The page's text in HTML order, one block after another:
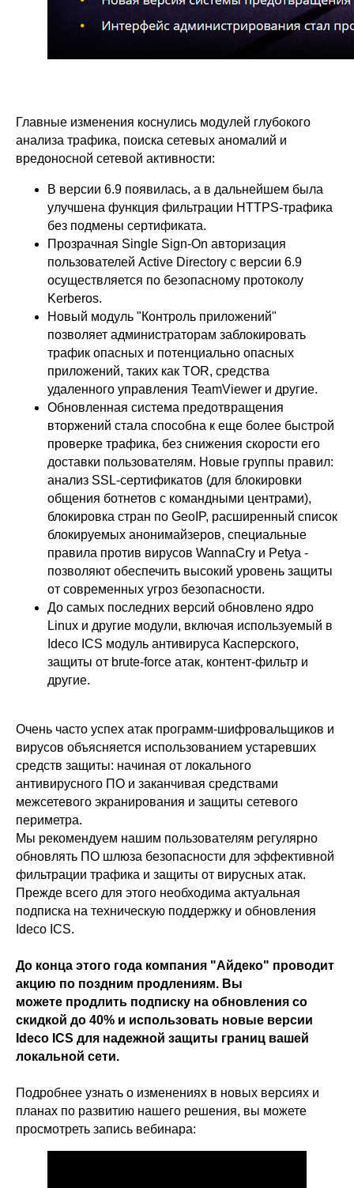
Главные изменения коснулись модулей глубокого
анализа трафика, поиска сетевых аномалий и
вредоносной сетевой активности:
В версии 6.9 появилась, а в дальнейшем была
улучшена функция фильтрации HTTPS-трафика
без подмены сертификата.
Прозрачная Single Sign-On авторизация
пользователей Active Directory с версии 6.9
осуществляется по безопасному протоколу
Kerberos.
Новый модуль "Контроль приложений"
позволяет администраторам заблокировать
трафик опасных и потенциально опасных
приложений, таких как TOR, средства
удаленного управления TeamViewer и другие.
Обновленная система предотвращения
вторжений стала способна к еще более быстрой
проверке трафика, без снижения скорости его
доставки пользователям. Новые группы правил:
анализ SSL-сертификатов (для блокировки
общения ботнетов с командными центрами),
блокировка стран по GeoIP, расширенный список
блокируемых анонимайзеров, специальные
правила против вирусов WannaCry и Petya -
позволяют обеспечить высокий уровень защиты
от современных угроз безопасности.
До самых последних версий обновлено ядро
Linux и другие модули, включая используемый в
Ideco ICS модуль антивируса Касперского,
защиты от brute-force атак, контент-фильтр и
другие.
Очень часто успех атак программ-шифровальщиков и
вирусов объясняется использованием устаревших
средств защиты: начиная от локального
антивирусного ПО и заканчивая средствами
межсетевого экранирования и защиты сетевого
периметра.
Мы рекомендуем нашим пользователям регулярно
обновлять ПО шлюза безопасности для эффективной
фильтрации трафика и защиты от вирусных атак.
Прежде всего для этого необходима актуальная
подписка на техническую поддержку и обновления
Ideco ICS.
До конца этого года компания "Айдеко" проводит
акцию по поздним продлениям. Вы
можете продлить подписку на обновления со
скидкой до 40% и использовать новые версии
Ideco ICS для надежной защиты границ вашей
локальной сети.
Подробнее узнать о изменениях в новых версиях и
планах по развитию нашего решения, вы можете
просмотреть запись вебинара:
Внедрения
Продление лицензий
Обучение в вузах
Партнеры
О компании
Признание и аналитика
Инвесторам
Ideco NGFW Novum
Сертификация ФСТЭК
Документация
Сравнение версий
Прошлые ревизии ПАК
DNS Security в NGFW
Релизы Ideco
Информационная
Ideco
ВКонтакте
MAX
Файрвольная
620 066, Россия, г. Екатеринбург,
ИНН 6670208848
ООО «Айдеко»
Продукт развивается
Содействия Инновациям